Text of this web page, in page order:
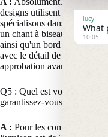
designs utilisent souvent
spécialisons dans les
un chant à biseautage de
ainsi qu'un bord de finition
avec le détail de bord choisi
approbation avant le début
Q5 : Quel est votre délai de
garantissez-vous une
A : Pour les commandes
lucy
What
10:05